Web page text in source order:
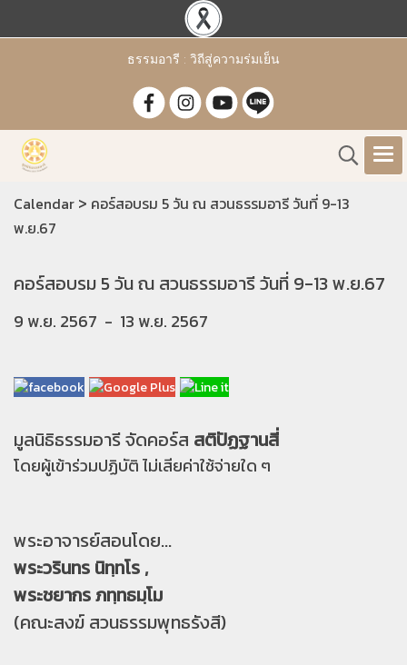
ธรรมอารี : วิถีสู่ความร่มเย็น
Calendar > คอร์สอบรม 5 วัน ณ สวนธรรมอารี วันที่ 9-13
พ.ย.67
คอร์สอบรม 5 วัน ณ สวนธรรมอารี วันที่ 9-13 พ.ย.67
9 พ.ย. 2567 - 13 พ.ย. 2567
มูลนิธิธรรมอารี จัดคอร์ส สติปัฏฐานสี่
โดยผู้เข้าร่วมปฏิบัติ ไม่เสียค่าใช้จ่ายใด ๆ
พระอาจารย์สอนโดย...
พระวรินทร นิทฺทโร ,
พระชยากร ภทฺทธมฺโม
(คณะสงฆ์ สวนธรรมพุทธรังสี)